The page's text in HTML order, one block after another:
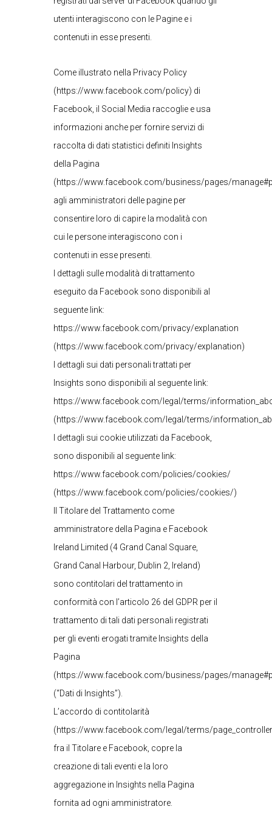
utenti interagiscono con le Pagine e i
contenuti in esse presenti.
Come illustrato nella Privacy Policy
(https://www.facebook.com/policy) di
Facebook, il Social Media raccoglie e usa
informazioni anche per fornire servizi di
raccolta di dati statistici definiti Insights
della Pagina
(https://www.facebook.com/business/pages/
agli amministratori delle pagine per
consentire loro di capire la modalità con
cui le persone interagiscono con i
contenuti in esse presenti.
I dettagli sulle modalità di trattamento
eseguito da Facebook sono disponibili al
seguente link:
https://www.facebook.com/privacy/explanation
(https://www.facebook.com/privacy/explanation)
I dettagli sui dati personali trattati per
Insights sono disponibili al seguente link:
https://www.facebook.com/legal/terms/
(https://www.facebook.com/legal/terms/
I dettagli sui cookie utilizzati da Facebook,
sono disponibili al seguente link:
https://www.facebook.com/policies/cookies/
(https://www.facebook.com/policies/cookies/)
Il Titolare del Trattamento come
amministratore della Pagina e Facebook
Ireland Limited (4 Grand Canal Square,
Grand Canal Harbour, Dublin 2, Ireland)
sono contitolari del trattamento in
conformità con l’articolo 26 del GDPR per il
trattamento di tali dati personali registrati
per gli eventi erogati tramite Insights della
Pagina
(https://www.facebook.com/business/pages/
(“Dati di Insights”).
L’accordo di contitolarità
(https://www.facebook.com/legal/terms/
fra il Titolare e Facebook, copre la
creazione di tali eventi e la loro
aggregazione in Insights nella Pagina
fornita ad ogni amministratore.